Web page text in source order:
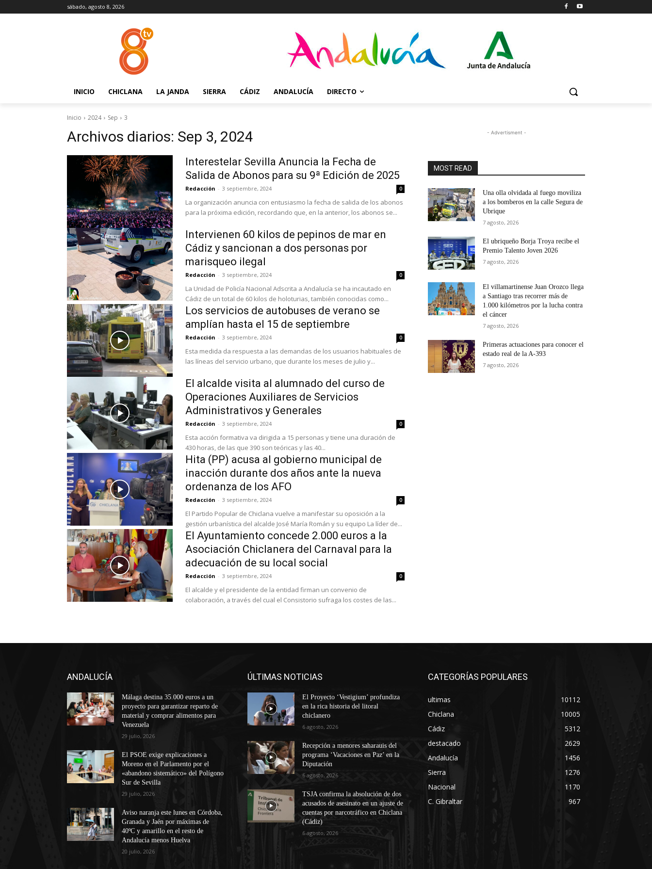
sábado, agosto 8, 2026
INICIO CHICLANA LA JANDA SIERRA CÁDIZ ANDALUCÍA DIRECTO
Inicio 2024 Sep 3
Archivos diarios: Sep 3, 2024
Interestelar Sevilla Anuncia la Fecha de
Salida de Abonos para su 9ª Edición de 2025
Redacción - 3 septiembre, 2024 0
La organización anuncia con entusiasmo la fecha de salida de los abonos
para la próxima edición, recordando que, en la anterior, los abonos se...
Intervienen 60 kilos de pepinos de mar en
Cádiz y sancionan a dos personas por
marisqueo ilegal
Redacción - 3 septiembre, 2024 0
La Unidad de Policía Nacional Adscrita a Andalucía se ha incautado en
Cádiz de un total de 60 kilos de holoturias, también conocidas como...
Los servicios de autobuses de verano se
amplían hasta el 15 de septiembre
Redacción - 3 septiembre, 2024 0
Esta medida da respuesta a las demandas de los usuarios habituales de
las líneas del servicio urbano, que durante los meses de julio y...
El alcalde visita al alumnado del curso de
Operaciones Auxiliares de Servicios
Administrativos y Generales
Redacción - 3 septiembre, 2024 0
Esta acción formativa va dirigida a 15 personas y tiene una duración de
430 horas, de las que 390 son teóricas y las 40...
Hita (PP) acusa al gobierno municipal de
inacción durante dos años ante la nueva
ordenanza de los AFO
Redacción - 3 septiembre, 2024 0
El Partido Popular de Chiclana vuelve a manifestar su oposición a la
gestión urbanística del alcalde José María Román y su equipo La líder de...
El Ayuntamiento concede 2.000 euros a la
Asociación Chiclanera del Carnaval para la
adecuación de su local social
Redacción - 3 septiembre, 2024 0
El alcalde y el presidente de la entidad firman un convenio de
colaboración, a través del cual el Consistorio sufraga los costes de las...
- Advertisment -
MOST READ
Una olla olvidada al fuego moviliza
a los bomberos en la calle Segura de
Ubrique
7 agosto, 2026
El ubriqueño Borja Troya recibe el
Premio Talento Joven 2026
7 agosto, 2026
El villamartinense Juan Orozco llega
a Santiago tras recorrer más de
1.000 kilómetros por la lucha contra
el cáncer
7 agosto, 2026
Primeras actuaciones para conocer el
estado real de la A-393
7 agosto, 2026
ANDALUCÍA
Málaga destina 35.000 euros a un
proyecto para garantizar reparto de
material y comprar alimentos para
Venezuela
29 julio, 2026
El PSOE exige explicaciones a
Moreno en el Parlamento por el
«abandono sistemático» del Polígono
Sur de Sevilla
29 julio, 2026
Aviso naranja este lunes en Córdoba,
Granada y Jaén por máximas de
40ºC y amarillo en el resto de
Andalucía menos Huelva
20 julio, 2026
ÚLTIMAS NOTICIAS
El Proyecto ‘Vestigium’ profundiza
en la rica historia del litoral
chiclanero
6 agosto, 2026
Recepción a menores saharauis del
programa ‘Vacaciones en Paz’ en la
Diputación
6 agosto, 2026
TSJA confirma la absolución de dos
acusados de asesinato en un ajuste de
cuentas por narcotráfico en Chiclana
(Cádiz)
6 agosto, 2026
CATEGORÍAS POPULARES
ultimas
10112
Chiclana
10005
Cádiz
5312
destacado
2629
Andalucía
1456
Sierra
1276
Nacional
1170
C. Gibraltar
967